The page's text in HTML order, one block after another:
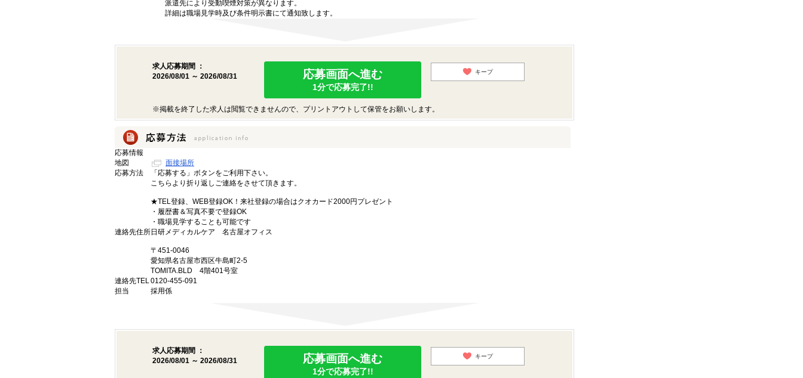
派遣先により受動喫煙対策が異なります。
詳細は職場見学時及び条件明示書にて通知致します。
求人応募期間 ：
2026/08/01 ～ 2026/08/31
応募画面へ進む
1分で応募完了!!
キープ
※掲載を終了した求人は閲覧できませんので、プリントアウトして保管をお願いします。
応募情報
地図
面接場所
応募方法
「応募する」ボタンをご利用下さい。
こちらより折り返しご連絡をさせて頂きます。
★TEL登録、WEB登録OK！来社登録の場合はクオカード2000円プレゼント
・履歴書＆写真不要で登録OK
・職場見学することも可能です
連絡先住所日研メディカルケア 名古屋オフィス
〒451-0046
愛知県名古屋市西区牛島町2-5
TOMITA.BLD 4階401号室
連絡先TEL0120-455-091
担当
採用係
求人応募期間 ：
2026/08/01 ～ 2026/08/31
応募画面へ進む
1分で応募完了!!
キープ